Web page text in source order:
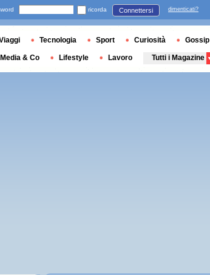
ricorda Connettersi dimenticati?
Tecnologia Sport Curiosità Gossip
Media & Co Lifestyle Lavoro Tutti i Magazine